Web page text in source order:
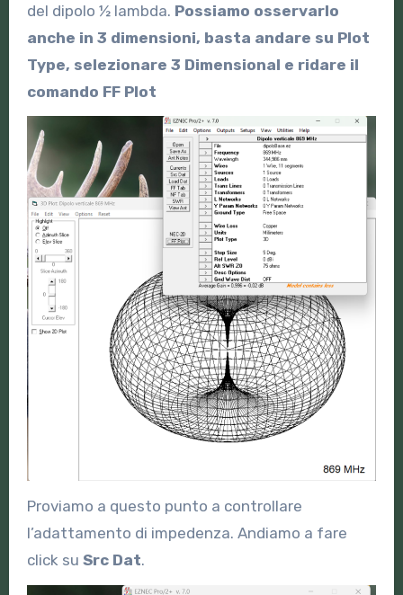
del dipolo ½ lambda. Possiamo osservarlo
anche in 3 dimensioni, basta andare su Plot
Type, selezionare 3 Dimensional e ridare il
comando FF Plot
Proviamo a questo punto a controllare
l’adattamento di impedenza. Andiamo a fare
click su Src Dat.